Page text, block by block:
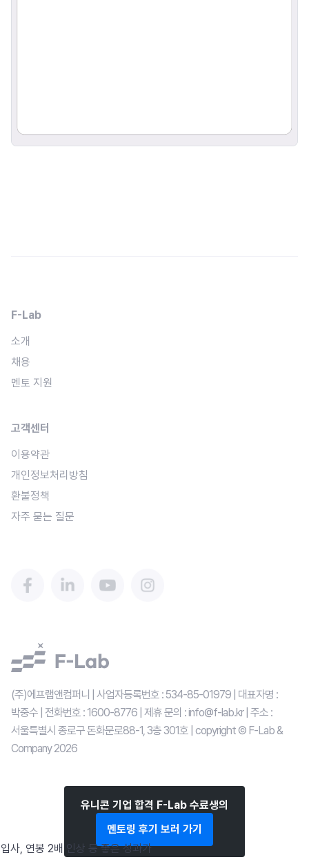
유니콘 기업 합격 F-Lab 수료생의
멘토링 후기 보러 가기
F-Lab
소개
채용
멘토 지원
고객센터
이용약관
개인정보처리방침
환불정책
자주 묻는 질문
(주)에프랩앤컴퍼니 | 사업자등록번호 : 534-85-01979 | 대표자명 :
박중수 | 전화번호 : 1600-8776 | 제휴 문의 : info@f-lab.kr | 주소 :
서울특별시 종로구 돈화문로88-1, 3층 301호 | copyright © F-Lab &
Company 2026
사, 연봉 2배 인상 등 좋은 성과가